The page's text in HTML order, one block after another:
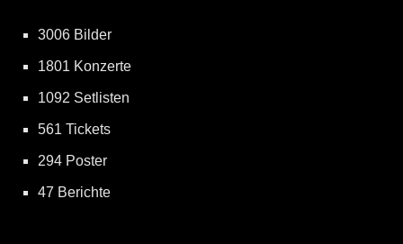
3006 Bilder
1801 Konzerte
1092 Setlisten
561 Tickets
294 Poster
47 Berichte